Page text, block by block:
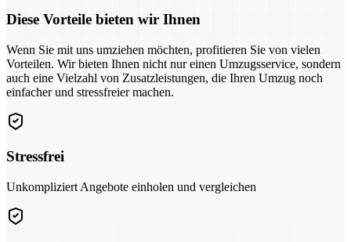
Diese Vorteile bieten wir Ihnen
Wenn Sie mit uns umziehen möchten, profitieren Sie von vielen
Vorteilen. Wir bieten Ihnen nicht nur einen Umzugsservice, sondern
auch eine Vielzahl von Zusatzleistungen, die Ihren Umzug noch
einfacher und stressfreier machen.
Stressfrei
Unkompliziert Angebote einholen und vergleichen